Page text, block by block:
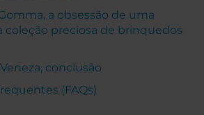
a obsessão de uma
coleção preciosa de brinquedos
conclusão
(FAQs)